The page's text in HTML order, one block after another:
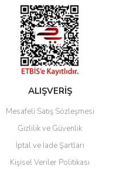
ALIŞVERİŞ
Mesafeli Satış Sözleşmesi
Gizlilik ve Güvenlik
İptal ve İade Şartları
Kişisel Veriler Politikası